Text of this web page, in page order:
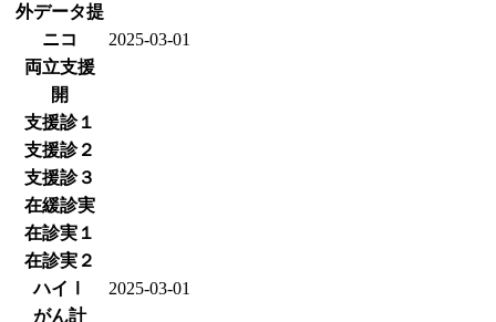
外データ提
ニコ
2025-03-01
両立支援
開
支援診１
支援診２
支援診３
在緩診実
在診実１
在診実２
ハイⅠ
2025-03-01
がん計